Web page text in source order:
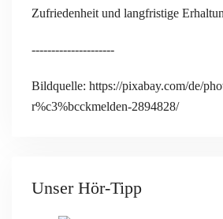
Zufriedenheit und langfristige
---------------------
Bildquelle: https://pixabay.com/de/
r%c3%bcckmelden-2894828/
Unser Hör-Tipp